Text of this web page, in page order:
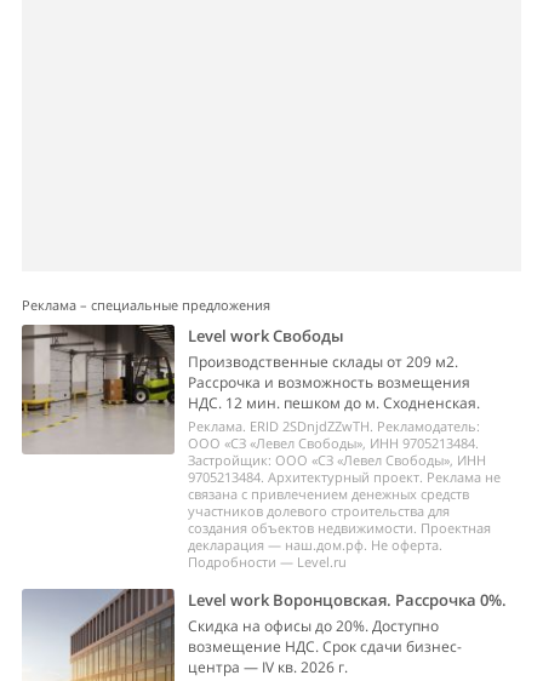
Реклама – специальные предложения
Level work Свободы
Производственные склады от 209 м2.
Рассрочка и возможность возмещения
НДС. 12 мин. пешком до м. Сходненская.
Реклама. ERID 2SDnjdZZwTH. Рекламодатель:
ООО «СЗ «Левел Свободы», ИНН 9705213484.
Застройщик: ООО «СЗ «Левел Свободы», ИНН
9705213484. Архитектурный проект. Реклама не
связана с привлечением денежных средств
участников долевого строительства для
создания объектов недвижимости. Проектная
декларация — наш.дом.рф. Не оферта.
Подробности — Level.ru
Level work Воронцовская. Рассрочка 0%.
Скидка на офисы до 20%. Доступно
возмещение НДС. Срок сдачи бизнес-
центра — IV кв. 2026 г.